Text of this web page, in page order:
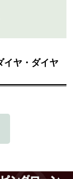
イヤ・ダイヤ